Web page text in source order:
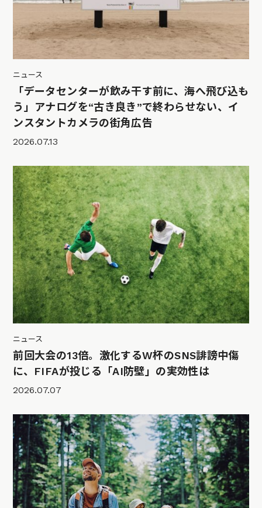
ニュース
「データセンターが飲み干す前に、海へ飛び込も
う」アナログを“古き良き”で終わらせない、イ
ンスタントカメラの街角広告
2026.07.13
ニュース
前回大会の13倍。激化するW杯のSNS誹謗中傷
に、FIFAが投じる「AI防壁」の実効性は
2026.07.07